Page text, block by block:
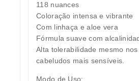
118 nuances
Coloração intensa e vibrante
Com linhaça e aloe vera
Fórmula suave com
Alta tolerabilidade mesmo
cabeludos mais sensíveis.
Modo de Uso: